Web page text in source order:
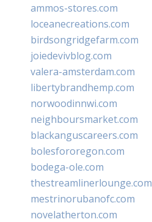
ammos-stores.com
loceanecreations.com
birdsongridgefarm.com
joiedevivblog.com
valera-amsterdam.com
libertybrandhemp.com
norwoodinnwi.com
neighboursmarket.com
blackanguscareers.com
bolesfororegon.com
bodega-ole.com
thestreamlinerlounge.com
mestrinorubanofc.com
novelatherton.com